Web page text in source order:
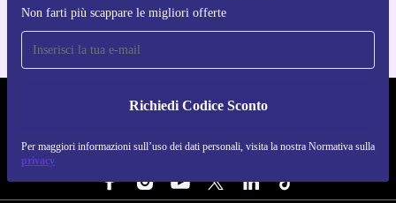
Non farti più scappare le migliori offerte
Richiedi Codice Sconto
Per maggiori informazioni sull’uso dei dati personali, visita la nostra Normativa sulla
privacy
REFURBED ITALIA - RETHINK NEW.
SEGUICI SU